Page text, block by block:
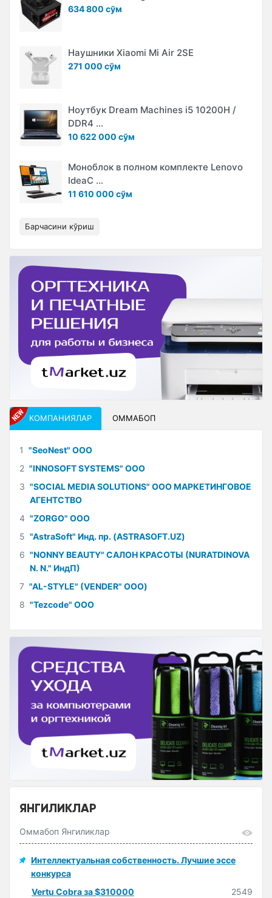
634 800 сўм
Наушники Xiaomi Mi Air 2SE
271 000 сўм
Ноутбук Dream Machines i5 10200H /
DDR4 ...
10 622 000 сўм
Моноблок в полном комплекте Lenovo
IdeaC ...
11 610 000 сўм
Барчасини кўриш
КОМПАНИЯЛАР ОММАБОП
1 "SeoNest" ООО
2 "INNOSOFT SYSTEMS" ООО
3 "SOCIAL MEDIA SOLUTIONS" ООО МАРКЕТИНГОВОЕ
АГЕНТСТВО
4 "ZORGO" ООО
5 "AstraSoft" Инд. пр. (ASTRASOFT.UZ)
6 "NONNY BEAUTY" САЛОН КРАСОТЫ (NURATDINOVA
N. N." ИндП)
7 "AL-STYLE" (VENDER" ООО)
8 "Tezcode" ООО
ЯНГИЛИКЛАР
Оммабоп Янгиликлар
Интеллектуальная собственность. Лучшие эссе
конкурса
Vertu Cobra за $310000
2549